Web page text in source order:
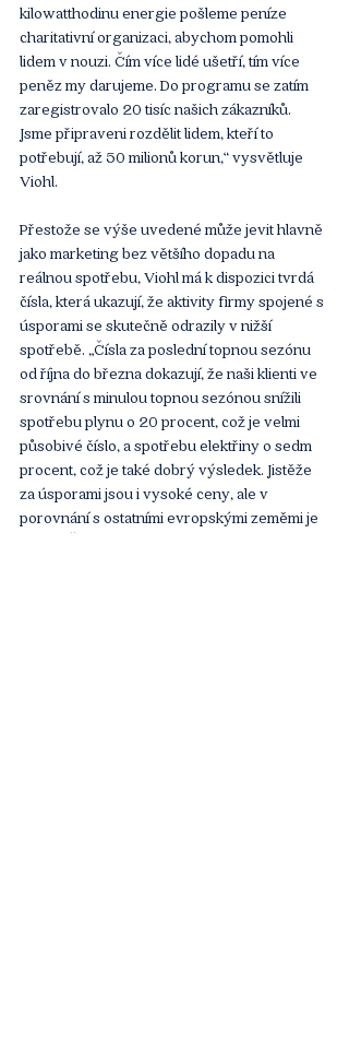
kilowatthodinu energie pošleme peníze
charitativní organizaci, abychom pomohli
lidem v nouzi. Čím více lidé ušetří, tím více
peněz my darujeme. Do programu se zatím
zaregistrovalo 20 tisíc našich zákazníků.
Jsme připraveni rozdělit lidem, kteří to
potřebují, až 50 milionů korun,“ vysvětluje
Viohl.
Přestože se výše uvedené může jevit hlavně
jako marketing bez většího dopadu na
reálnou spotřebu, Viohl má k dispozici tvrdá
čísla, která ukazují, že aktivity firmy spojené s
úsporami se skutečně odrazily v nižší
spotřebě. „Čísla za poslední topnou sezónu
od října do března dokazují, že naši klienti ve
srovnání s minulou topnou sezónou snížili
spotřebu plynu o 20 procent, což je velmi
působivé číslo, a spotřebu elektřiny o sedm
procent, což je také dobrý výsledek. Jistěže
za úsporami jsou i vysoké ceny, ale v
porovnání s ostatními evropskými zeměmi je